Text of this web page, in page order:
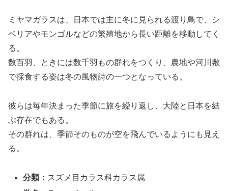
ミヤマガラスは、日本では主に冬に見られる渡り鳥で、シ
ベリアやモンゴルなどの繁殖地から長い距離を移動してく
る。
数百羽、ときには数千羽もの群れをつくり、農地や河川敷
で採食する姿は冬の風物詩の一つとなっている。
彼らは毎年決まった季節に旅を繰り返し、大陸と日本を結
ぶ存在でもある。
その群れは、季節そのものが空を飛んでいるようにも見え
る。
分類： スズメ目カラス科カラス属